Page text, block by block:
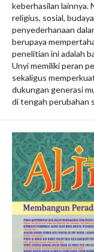
keberhasilan lainnya.
religius, sosial,
penyederhanaan
berupaya
penelitian ini adalah
Unyi memiliki peran
sekaligus
dukungan generasi
di tengah perubahan